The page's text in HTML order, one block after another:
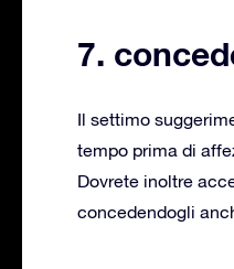
7.
Il settimo
tempo prima di
Dovrete inoltre
concedendogli